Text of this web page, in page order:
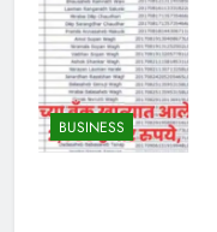
BUSINESS